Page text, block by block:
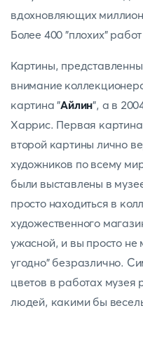
вдохновляющих
Более 400 "плохих"
Картины,
внимание
картина "Айлин", а в
Харрис. Первая
второй картины лично
художников по всему
были выставлены в
просто находиться в
художественного
ужасной, и вы просто не
угодно" безразлично.
цветов в работах музея
людей, какими бы